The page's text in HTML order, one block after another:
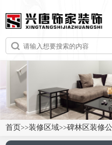
首页>>装修区域>>碑林区装修